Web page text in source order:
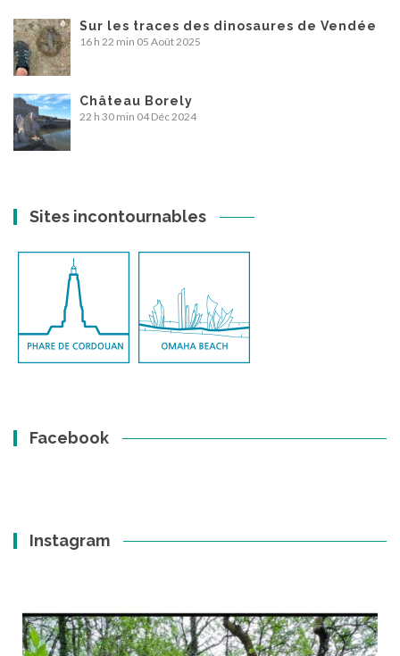
Sur les traces des dinosaures de Vendée
16 h 22 min 05 Août 2025
Château Borely
22 h 30 min 04 Déc 2024
Sites incontournables
Facebook
Instagram